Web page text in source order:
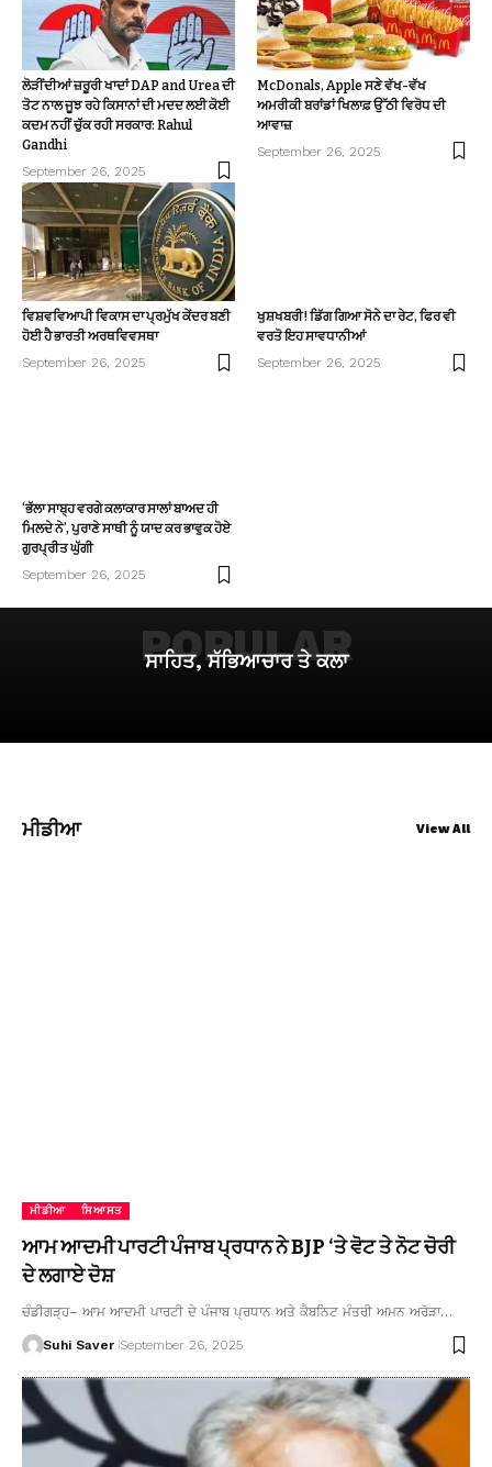
ਲੋੜੀਂਦੀਆਂ ਜ਼ਰੂਰੀ ਖਾਦਾਂ DAP and Urea ਦੀ
ਤੋਟ ਨਾਲ ਜੂਝ ਰਹੇ ਕਿਸਾਨਾਂ ਦੀ ਮਦਦ ਲਈ ਕੋਈ
ਕਦਮ ਨਹੀਂ ਚੁੱਕ ਰਹੀ ਸਰਕਾਰ: Rahul
Gandhi
September 26, 2025
McDonals, Apple ਸਣੇ ਵੱਖ-ਵੱਖ
ਅਮਰੀਕੀ ਬਰਾਂਡਾਂ ਖਿਲਾਫ਼ ਉੱਠੀ ਵਿਰੋਧ ਦੀ
ਆਵਾਜ਼
September 26, 2025
ਵਿਸ਼ਵਵਿਆਪੀ ਵਿਕਾਸ ਦਾ ਪ੍ਰਮੁੱਖ ਕੇਂਦਰ ਬਣੀ
ਹੋਈ ਹੈ ਭਾਰਤੀ ਅਰਥਵਿਵਸਥਾ
September 26, 2025
ਖੁਸ਼ਖਬਰੀ! ਡਿੱਗ ਗਿਆ ਸੋਨੇ ਦਾ ਰੇਟ, ਫਿਰ ਵੀ
ਵਰਤੋ ਇਹ ਸਾਵਧਾਨੀਆਂ
September 26, 2025
‘ਭੱਲਾ ਸਾਬ੍ਹ ਵਰਗੇ ਕਲਾਕਾਰ ਸਾਲਾਂ ਬਾਅਦ ਹੀ
ਮਿਲਦੇ ਨੇ’, ਪੁਰਾਣੇ ਸਾਥੀ ਨੂੰ ਯਾਦ ਕਰ ਭਾਵੁਕ ਹੋਏ
ਗੁਰਪ੍ਰੀਤ ਘੁੱਗੀ
September 26, 2025
ਸਾਹਿਤ, ਸੱਭਿਆਚਾਰ ਤੇ ਕਲਾ
POPULAR
ਮੀਡੀਆ View All
ਮੀਡੀਆ ਸਿਆਸਤ
ਆਮ ਆਦਮੀ ਪਾਰਟੀ ਪੰਜਾਬ ਪ੍ਰਧਾਨ ਨੇ BJP ‘ਤੇ ਵੋਟ ਤੇ ਨੋਟ ਚੋਰੀ
ਦੇ ਲਗਾਏ ਦੋਸ਼
ਚੰਡੀਗੜ੍ਹ– ਆਮ ਆਦਮੀ ਪਾਰਟੀ ਦੇ ਪੰਜਾਬ ਪ੍ਰਧਾਨ ਅਤੇ ਕੈਬਨਿਟ ਮੰਤਰੀ ਅਮਨ ਅਰੋੜਾ…
Suhi Saver September 26, 2025